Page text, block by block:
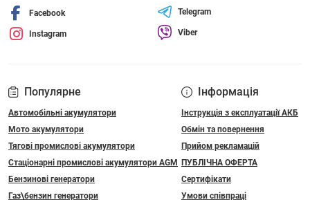
Популярне
Автомобільні акумулятори
Мото акумулятори
Тягові промислові акумулятори
Стаціонарні промислові акумулятори АGM
Бензинові генератори
Газ\бензин генератори
Інформація
Інструкція з експлуатації АКБ
Обмін та повернення
Прийом рекламацій
ПУБЛІЧНА ОФЕРТА
Сертифікати
Умови співпраці
Facebook
Instagram
Telegram
Viber